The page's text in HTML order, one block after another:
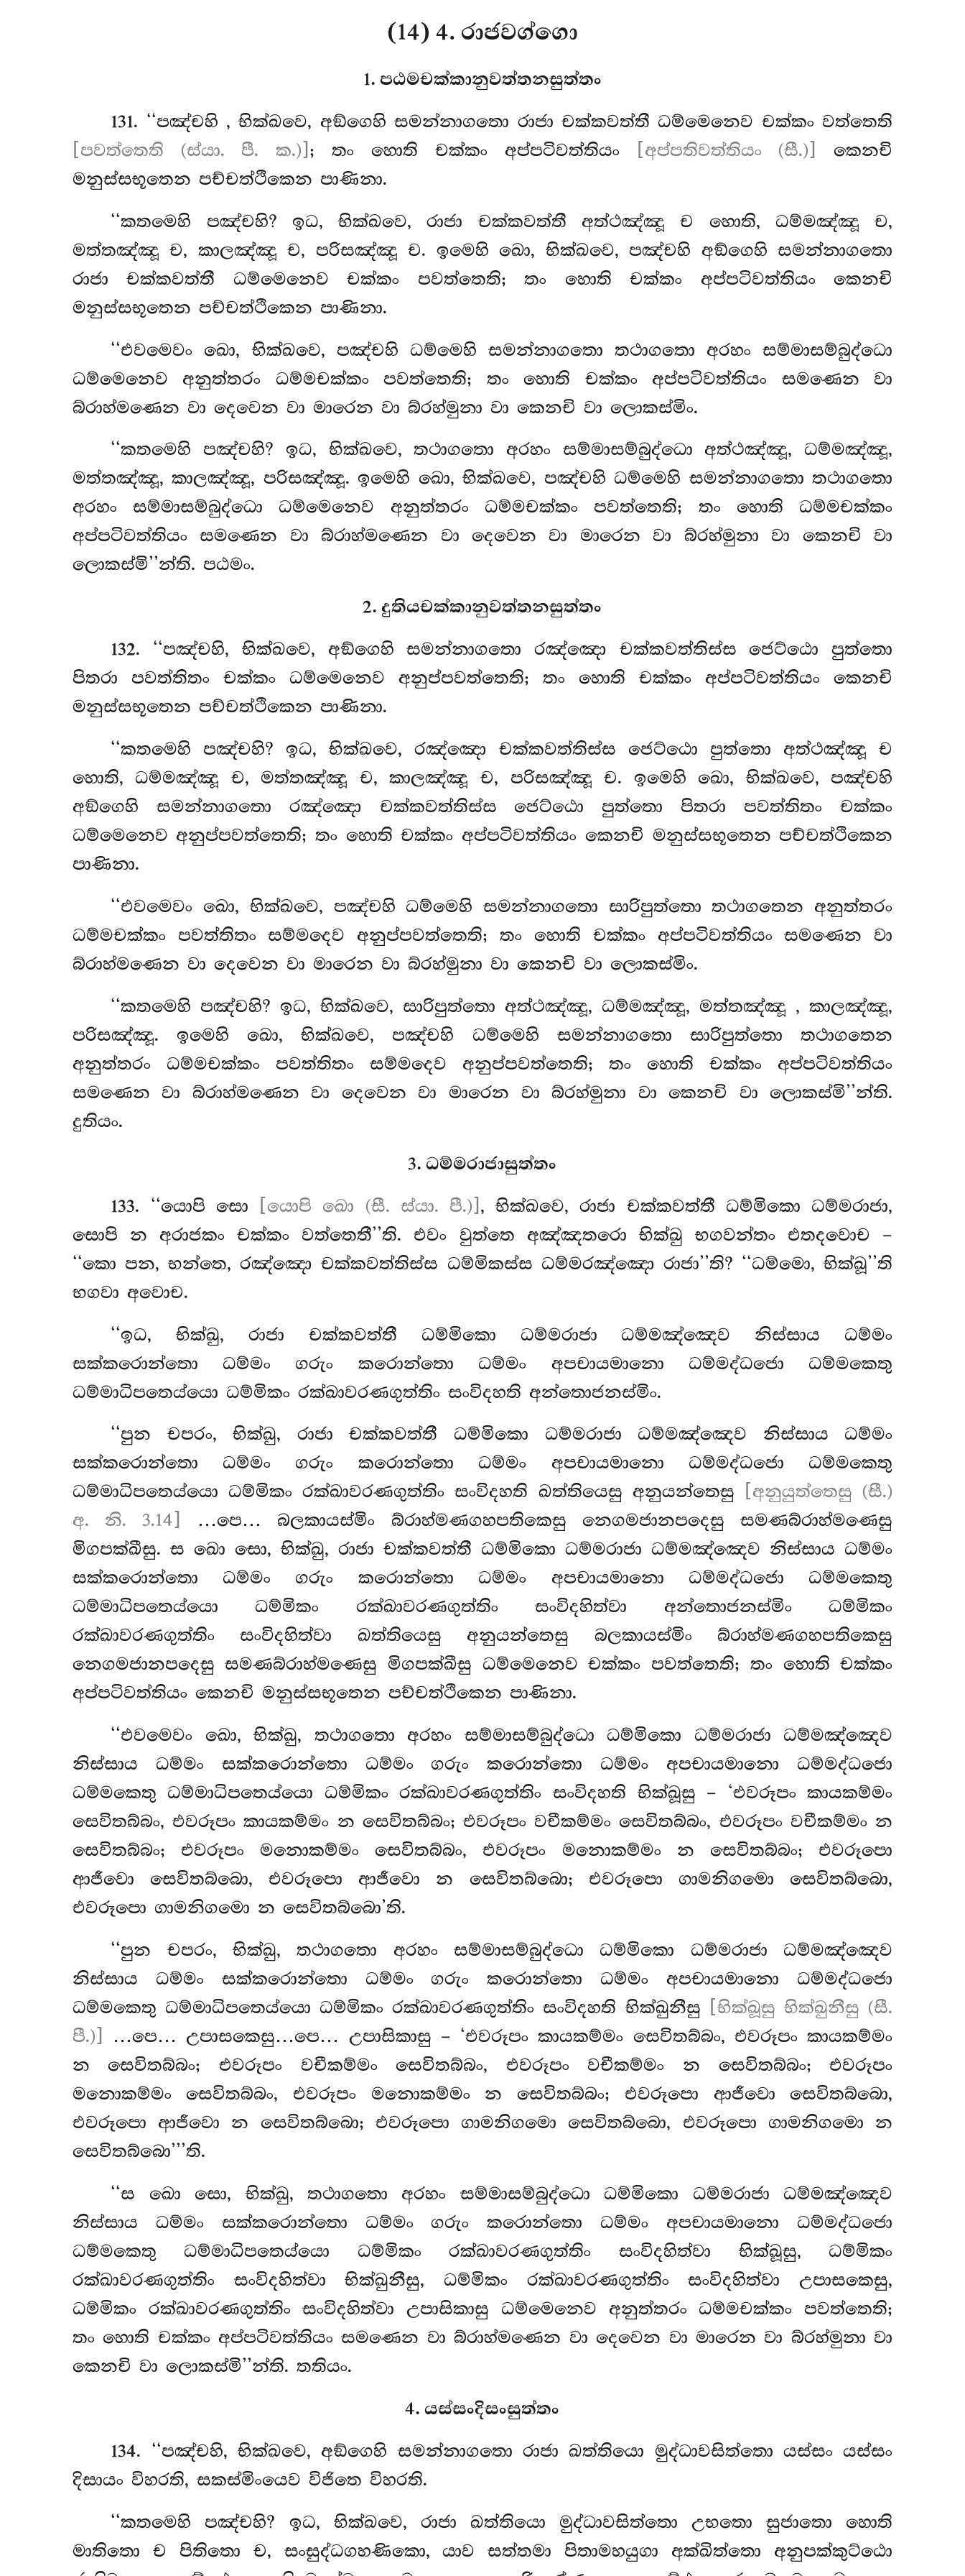
(14) 4. රාජවග්ගො
1. පඨමචක්කානුවත්තනසුත්තං
131. ‘‘පඤ්චහි , භික්ඛවෙ, අඞ්ගෙහි සමන්නාගතො රාජා චක්කවත්තී ධම්මෙනෙව චක්කං වත්තෙති
[පවත්තෙති (ස්යා. පී. ක.)] ; තං හොති චක්කං අප්පටිවත්තියං [අප්පතිවත්තියං (සී.)]
කෙනචි
මනුස්සභූතෙන පච්චත්ථිකෙන පාණිනා.
‘‘කතමෙහි පඤ්චහි? ඉධ, භික්ඛවෙ, රාජා චක්කවත්තී අත්ථඤ්ඤූ ච හොති, ධම්මඤ්ඤූ ච,
මත්තඤ්ඤූ ච, කාලඤ්ඤූ ච, පරිසඤ්ඤූ ච. ඉමෙහි ඛො, භික්ඛවෙ, පඤ්චහි අඞ්ගෙහි සමන්නාගතො
රාජා චක්කවත්තී ධම්මෙනෙව චක්කං පවත්තෙති; තං හොති චක්කං අප්පටිවත්තියං කෙනචි
මනුස්සභූතෙන පච්චත්ථිකෙන පාණිනා.
‘‘එවමෙවං ඛො, භික්ඛවෙ, පඤ්චහි ධම්මෙහි සමන්නාගතො තථාගතො අරහං සම්මාසම්බුද්ධො
ධම්මෙනෙව අනුත්තරං ධම්මචක්කං පවත්තෙති; තං හොති චක්කං අප්පටිවත්තියං සමණෙන වා
බ්රාහ්මණෙන වා දෙවෙන වා මාරෙන වා බ්රහ්මුනා වා කෙනචි වා ලොකස්මිං.
‘‘කතමෙහි පඤ්චහි? ඉධ, භික්ඛවෙ, තථාගතො අරහං සම්මාසම්බුද්ධො අත්ථඤ්ඤූ, ධම්මඤ්ඤූ,
මත්තඤ්ඤූ, කාලඤ්ඤූ, පරිසඤ්ඤූ. ඉමෙහි ඛො, භික්ඛවෙ, පඤ්චහි ධම්මෙහි සමන්නාගතො තථාගතො
අරහං සම්මාසම්බුද්ධො ධම්මෙනෙව අනුත්තරං ධම්මචක්කං පවත්තෙති; තං හොති ධම්මචක්කං
අප්පටිවත්තියං සමණෙන වා බ්රාහ්මණෙන වා දෙවෙන වා මාරෙන වා බ්රහ්මුනා වා කෙනචි වා
ලොකස්මි’’න්ති. පඨමං.
2. දුතියචක්කානුවත්තනසුත්තං
132. ‘‘පඤ්චහි, භික්ඛවෙ, අඞ්ගෙහි සමන්නාගතො රඤ්ඤො චක්කවත්තිස්ස ජෙට්ඨො පුත්තො
පිතරා පවත්තිතං චක්කං ධම්මෙනෙව අනුප්පවත්තෙති; තං හොති චක්කං අප්පටිවත්තියං කෙනචි
මනුස්සභූතෙන පච්චත්ථිකෙන පාණිනා.
‘‘කතමෙහිපඤ්චහි? ඉධ, භික්ඛවෙ, රඤ්ඤො චක්කවත්තිස්ස ජෙට්ඨො පුත්තො අත්ථඤ්ඤූ ච
හොති, ධම්මඤ්ඤූ ච, මත්තඤ්ඤූ ච, කාලඤ්ඤූ ච, පරිසඤ්ඤූ ච. ඉමෙහි ඛො, භික්ඛවෙ, පඤ්චහි
අඞ්ගෙහි සමන්නාගතො රඤ්ඤො චක්කවත්තිස්ස ජෙට්ඨො පුත්තො පිතරා පවත්තිතං චක්කං
ධම්මෙනෙව අනුප්පවත්තෙති; තං හොති චක්කං අප්පටිවත්තියං කෙනචි මනුස්සභූතෙන පච්චත්ථිකෙන
පාණිනා.
‘‘එවමෙවං ඛො, භික්ඛවෙ, පඤ්චහි ධම්මෙහි සමන්නාගතො සාරිපුත්තො තථාගතෙන අනුත්තරං
ධම්මචක්කං පවත්තිතං සම්මදෙව අනුප්පවත්තෙති; තං හොති චක්කං අප්පටිවත්තියං සමණෙන වා
බ්රාහ්මණෙන වා දෙවෙන වා මාරෙන වා බ්රහ්මුනා වා කෙනචි වා ලොකස්මිං.
‘‘කතමෙහි පඤ්චහි? ඉධ, භික්ඛවෙ, සාරිපුත්තො අත්ථඤ්ඤූ, ධම්මඤ්ඤූ, මත්තඤ්ඤූ , කාලඤ්ඤූ,
පරිසඤ්ඤූ. ඉමෙහි ඛො, භික්ඛවෙ, පඤ්චහි ධම්මෙහි සමන්නාගතො සාරිපුත්තො තථාගතෙන
අනුත්තරං ධම්මචක්කං පවත්තිතං සම්මදෙව අනුප්පවත්තෙති; තං හොති චක්කං අප්පටිවත්තියං
සමණෙන වා බ්රාහ්මණෙන වා දෙවෙන වා මාරෙන වා බ්රහ්මුනා වා කෙනචි වා ලොකස්මි’’න්ති.
දුතියං.
3. ධම්මරාජාසුත්තං
133. ‘‘යොපි සො [යොපි ඛො (සී. ස්යා. පී.)] , භික්ඛවෙ, රාජා චක්කවත්තී ධම්මිකො ධම්මරාජා,
සොපි න අරාජකං චක්කං වත්තෙතී’’ති. එවං වුත්තෙ අඤ්ඤතරො භික්ඛු භගවන්තං එතදවොච –
‘‘කො පන, භන්තෙ, රඤ්ඤො චක්කවත්තිස්ස ධම්මිකස්ස ධම්මරඤ්ඤො රාජා’’ති? ‘‘ධම්මො, භික්ඛූ’’ති
භගවා අවොච.
‘‘ඉධ, භික්ඛු, රාජා චක්කවත්තී ධම්මිකො ධම්මරාජා ධම්මඤ්ඤෙව නිස්සාය ධම්මං
සක්කරොන්තො ධම්මං ගරුං කරොන්තො ධම්මං අපචායමානො ධම්මද්ධජො ධම්මකෙතු
ධම්මාධිපතෙය්යො ධම්මිකං රක්ඛාවරණගුත්තිං සංවිදහති අන්තොජනස්මිං.
‘‘පුන චපරං, භික්ඛු, රාජා චක්කවත්තී ධම්මිකො ධම්මරාජා ධම්මඤ්ඤෙව නිස්සාය ධම්මං
සක්කරොන්තො ධම්මං ගරුං කරොන්තො ධම්මං අපචායමානො ධම්මද්ධජො ධම්මකෙතු
ධම්මාධිපතෙය්යො ධම්මිකං රක්ඛාවරණගුත්තිං සංවිදහති ඛත්තියෙසු අනුයන්තෙසු
[අනුයුත්තෙසු (සී.)
අ. නි. 3.14]
…පෙ… බලකායස්මිං බ්රාහ්මණගහපතිකෙසු නෙගමජානපදෙසුසමණබ්රාහ්මණෙසු
මිගපක්ඛීසු. ස ඛො සො, භික්ඛු, රාජා චක්කවත්තී ධම්මිකො ධම්මරාජා ධම්මඤ්ඤෙව නිස්සාය ධම්මං
සක්කරොන්තො ධම්මං ගරුං කරොන්තො ධම්මං අපචායමානො ධම්මද්ධජො ධම්මකෙතු
ධම්මාධිපතෙය්යො ධම්මිකං රක්ඛාවරණගුත්තිං සංවිදහිත්වා අන්තොජනස්මිං ධම්මිකං
රක්ඛාවරණගුත්තිං සංවිදහිත්වා ඛත්තියෙසු අනුයන්තෙසු බලකායස්මිං බ්රාහ්මණගහපතිකෙසු
නෙගමජානපදෙසු සමණබ්රාහ්මණෙසු මිගපක්ඛීසු ධම්මෙනෙව චක්කං පවත්තෙති; තං හොති චක්කං
අප්පටිවත්තියං කෙනචි මනුස්සභූතෙන පච්චත්ථිකෙන පාණිනා.
‘‘එවමෙවං ඛො, භික්ඛු, තථාගතො අරහං සම්මාසම්බුද්ධො ධම්මිකො ධම්මරාජා ධම්මඤ්ඤෙව
නිස්සාය ධම්මං සක්කරොන්තො ධම්මං ගරුං කරොන්තො ධම්මං අපචායමානො ධම්මද්ධජො
ධම්මකෙතු ධම්මාධිපතෙය්යො ධම්මිකං රක්ඛාවරණගුත්තිං සංවිදහති භික්ඛූසු – ‘එවරූපං කායකම්මං
සෙවිතබ්බං, එවරූපං කායකම්මං න සෙවිතබ්බං; එවරූපං වචීකම්මං සෙවිතබ්බං, එවරූපං වචීකම්මං න
සෙවිතබ්බං; එවරූපං මනොකම්මං සෙවිතබ්බං, එවරූපං මනොකම්මං න සෙවිතබ්බං; එවරූපො
ආජීවො සෙවිතබ්බො, එවරූපො ආජීවො න සෙවිතබ්බො; එවරූපො ගාමනිගමො සෙවිතබ්බො,
එවරූපො ගාමනිගමො න සෙවිතබ්බො’ති.
‘‘පුන චපරං, භික්ඛු, තථාගතො අරහං සම්මාසම්බුද්ධො ධම්මිකො ධම්මරාජා ධම්මඤ්ඤෙව
නිස්සාය ධම්මං සක්කරොන්තො ධම්මං ගරුං කරොන්තො ධම්මං අපචායමානො ධම්මද්ධජො
ධම්මකෙතු ධම්මාධිපතෙය්යො ධම්මිකං රක්ඛාවරණගුත්තිං සංවිදහති භික්ඛුනීසු
[භික්ඛූසු භික්ඛුනීසු (සී.
පී.)]
…පෙ… උපාසකෙසු…පෙ… උපාසිකාසු – ‘එවරූපං කායකම්මං සෙවිතබ්බං, එවරූපං කායකම්මං
න සෙවිතබ්බං; එවරූපං වචීකම්මං සෙවිතබ්බං, එවරූපං වචීකම්මං න සෙවිතබ්බං; එවරූපං
මනොකම්මං සෙවිතබ්බං, එවරූපං මනොකම්මං න සෙවිතබ්බං; එවරූපො ආජීවො සෙවිතබ්බො,
එවරූපො ආජීවො න සෙවිතබ්බො; එවරූපො ගාමනිගමො සෙවිතබ්බො, එවරූපො ගාමනිගමො න
සෙවිතබ්බො’’’ති.
‘‘ස ඛො සො, භික්ඛු, තථාගතො අරහං සම්මාසම්බුද්ධො ධම්මිකො ධම්මරාජා ධම්මඤ්ඤෙව
නිස්සාය ධම්මං සක්කරොන්තො ධම්මං ගරුං කරොන්තො ධම්මං අපචායමානො ධම්මද්ධජො
ධම්මකෙතු ධම්මාධිපතෙය්යො ධම්මිකං රක්ඛාවරණගුත්තිං සංවිදහිත්වා භික්ඛූසු, ධම්මිකං
රක්ඛාවරණගුත්තිං සංවිදහිත්වා භික්ඛුනීසු, ධම්මිකං රක්ඛාවරණගුත්තිං සංවිදහිත්වා උපාසකෙසු,
ධම්මිකං රක්ඛාවරණගුත්තිං සංවිදහිත්වා උපාසිකාසු ධම්මෙනෙව අනුත්තරං ධම්මචක්කං පවත්තෙති;
තං හොති චක්කං අප්පටිවත්තියං සමණෙන වා බ්රාහ්මණෙන වා දෙවෙන වා මාරෙන වා බ්රහ්මුනා වා
කෙනචි වා ලොකස්මි’’න්ති. තතියං.
4. යස්සංදිසංසුත්තං
134. ‘‘පඤ්චහි, භික්ඛවෙ, අඞ්ගෙහි සමන්නාගතො රාජා ඛත්තියො මුද්ධාවසිත්තො යස්සං යස්සං
දිසායං විහරති, සකස්මිංයෙව විජිතෙ විහරති.
‘‘කතමෙහිපඤ්චහි? ඉධ, භික්ඛවෙ, රාජා ඛත්තියො මුද්ධාවසිත්තො උභතො සුජාතො හොති
මාතිතො ච පිතිතො ච, සංසුද්ධගහණිකො, යාව සත්තමා පිතාමහයුගා අක්ඛිත්තො අනුපක්කුට්ඨො